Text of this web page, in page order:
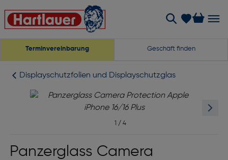
Terminvereinbarung Geschäft finden
Displayschutzfolien und Displayschutzglas
1 / 4
Panzerglass Camera